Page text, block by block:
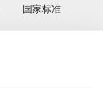
国家标准